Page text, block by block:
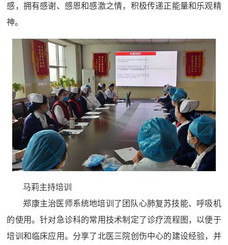
感，拥有感谢、感恩和感激之情，积极传递正能量和乐观精
神。
马莉主持培训
郑康主治医师系统地培训了团队心肺复苏技能、呼吸机
的使用。针对急诊科的常用技术制定了诊疗流程图，以便于
培训和临床应用。分享了北医三院创伤中心的建设经验，并